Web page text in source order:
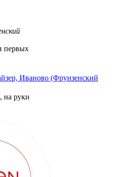
первых
Иваново (Фрунзенский
на руки